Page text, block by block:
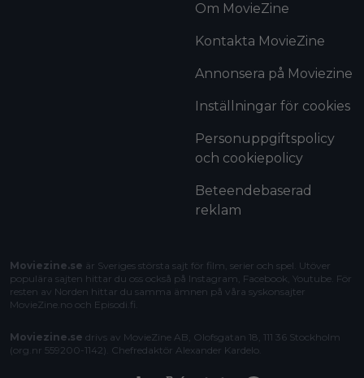
Om MovieZine
Kontakta MovieZine
Annonsera på Moviezine
Inställningar för cookies
Personuppgiftspolicy
och cookiepolicy
Beteendebaserad
reklam
Moviezine.se är Sveriges största sajt för film, serier och spel. Utöver
populära sajten hittar du oss också på Instagram, Facebook, Youtube. För
resten av Norden hittar du samma ämnen på våra syskonsajter
MovieZine.no och Episodi.fi
Moviezine.se drivs av MovieZine AB, Olofsgatan 18, 111 36 Stockholm
(org.nr 559200-1142). Chefredaktör Alexander Kardelo